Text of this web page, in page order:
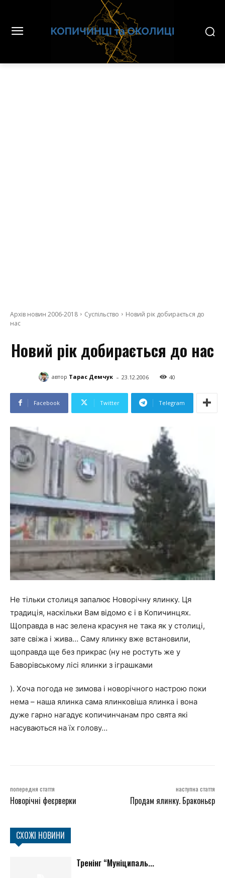
Архів новин 2006-2018 Суспільство
Новий рік добирається до
нас
Новий рік добирається до нас
автор Тарас Демчук - 23.12.2006 40
Facebook Twitter Telegram
Не тільки столиця запалює Новорічну ялинку. Ця
традиція, наскільки Вам відомо є і в Копичинцях.
Щоправда в нас зелена красуня не така як у столиці,
зате свіжа і жива… Саму ялинку вже встановили,
щоправда ще без прикрас (ну не ростуть же у
Баворівському лісі ялинки з іграшками
). Хоча погода не зимова і новорічного настрою поки
нема – наша ялинка сама ялинковіша ялинка і вона
дуже гарно нагадує копичинчанам про свята які
насуваються на їх голову…
попередня стаття
Новорічні феєрверки
наступна стаття
Продам ялинку. Браконьєр
СХОЖІ НОВИНИ
Тренінг “Муніципаль...